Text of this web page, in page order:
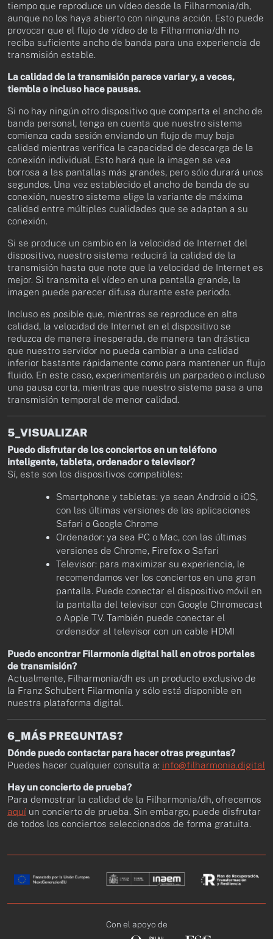
tiempo que reproduce un vídeo desde la Filharmonia/dh,
aunque no los haya abierto con ninguna acción. Esto puede
provocar que el flujo de vídeo de la Filharmonia/dh no
reciba suficiente ancho de banda para una experiencia de
transmisión estable.
La calidad de la transmisión parece variar y, a veces,
tiembla o incluso hace pausas.
Si no hay ningún otro dispositivo que comparta el ancho de
banda personal, tenga en cuenta que nuestro sistema
comienza cada sesión enviando un flujo de muy baja
calidad mientras verifica la capacidad de descarga de la
conexión individual. Esto hará que la imagen se vea
borrosa a las pantallas más grandes, pero sólo durará unos
segundos. Una vez establecido el ancho de banda de su
conexión, nuestro sistema elige la variante de máxima
calidad entre múltiples cualidades que se adaptan a su
conexión.
Si se produce un cambio en la velocidad de Internet del
dispositivo, nuestro sistema reducirá la calidad de la
transmisión hasta que note que la velocidad de Internet es
mejor. Si transmita el vídeo en una pantalla grande, la
imagen puede parecer difusa durante este periodo.
Incluso es posible que, mientras se reproduce en alta
calidad, la velocidad de Internet en el dispositivo se
reduzca de manera inesperada, de manera tan drástica
que nuestro servidor no pueda cambiar a una calidad
inferior bastante rápidamente como para mantener un flujo
fluido. En este caso, experimentaréis un parpadeo o incluso
una pausa corta, mientras que nuestro sistema pasa a una
transmisión temporal de menor calidad.
5_VISUALIZAR
Puedo disfrutar de los conciertos en un teléfono
inteligente, tableta, ordenador o televisor?
Sí, este son los dispositivos compatibles:
Smartphone y tabletas: ya sean Android o iOS,
con las últimas versiones de las aplicaciones
Safari o Google Chrome
Ordenador: ya sea PC o Mac, con las últimas
versiones de Chrome, Firefox o Safari
Televisor: para maximizar su experiencia, le
recomendamos ver los conciertos en una gran
pantalla. Puede conectar el dispositivo móvil en
la pantalla del televisor con Google Chromecast
o Apple TV. También puede conectar el
ordenador al televisor con un cable HDMI
Puedo encontrar Filarmonía digital hall en otros portales
de transmisión?
Actualmente, Filharmonia/dh es un producto exclusivo de
la Franz Schubert Filarmonía y sólo está disponible en
nuestra plataforma digital.
6_MÁS PREGUNTAS?
Dónde puedo contactar para hacer otras preguntas?
Puedes hacer cualquier consulta a: info@filharmonia.digital
Hay un concierto de prueba?
Para demostrar la calidad de la Filharmonia/dh, ofrecemos
aquí un concierto de prueba. Sin embargo, puede disfrutar
de todos los conciertos seleccionados de forma gratuita.
Con el apoyo de